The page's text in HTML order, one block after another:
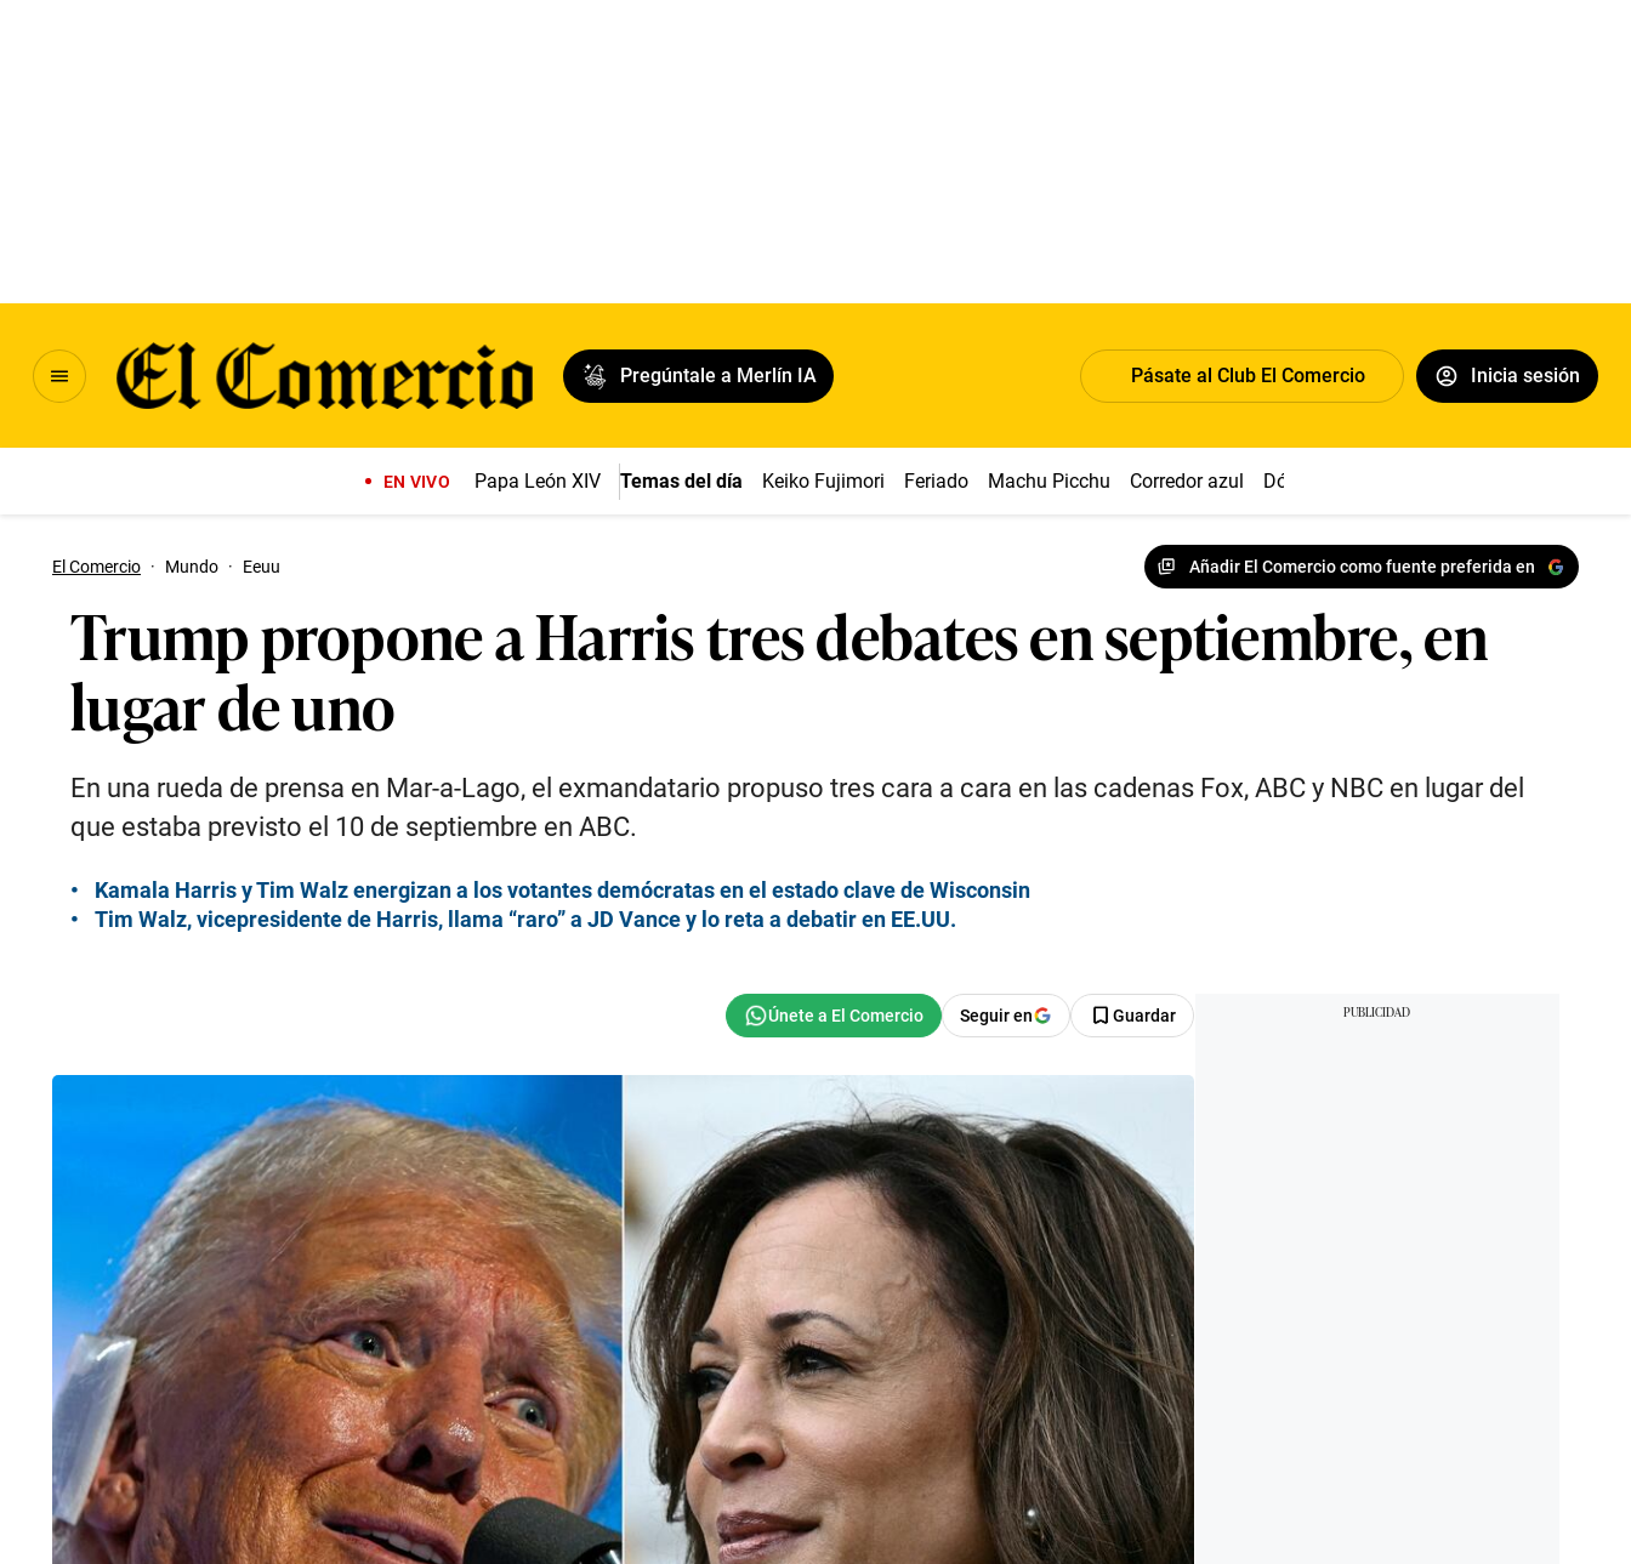
Pregúntale a Merlín IA Pásate al Club El Comercio Inicia sesión
EN VIVO Papa León XIV Temas del día Keiko Fujimori Feriado Machu Picchu Corredor azul Dólar
El Comercio · Mundo · Eeuu Añadir El Comercio como fuente preferida en
Trump propone a Harris tres debates en septiembre, en
lugar de uno
En una rueda de prensa en Mar-a-Lago, el exmandatario propuso tres cara a cara en las cadenas Fox, ABC y NBC en lugar del
que estaba previsto el 10 de septiembre en ABC.
Kamala Harris y Tim Walz energizan a los votantes demócratas en el estado clave de Wisconsin
Tim Walz, vicepresidente de Harris, llama “raro” a JD Vance y lo reta a debatir en EE.UU.
Seguir en Guardar